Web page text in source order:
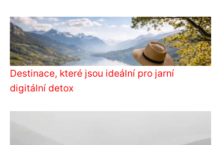
Destinace, které jsou ideální pro jarní
digitální detox